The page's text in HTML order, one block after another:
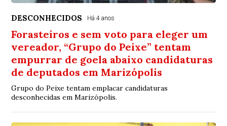
DESCONHECIDOS Há 4 anos
Forasteiros e sem voto para eleger um
vereador, “Grupo do Peixe” tentam
empurrar de goela abaixo candidaturas
de deputados em Marizópolis
Grupo do Peixe tentam emplacar candidaturas
desconhecidas em Marizópolis.